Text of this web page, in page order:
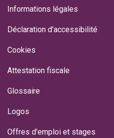
Informations légales
Déclaration d'accessibilité
Cookies
Attestation fiscale
Glossaire
Logos
Offres d'emploi et stages